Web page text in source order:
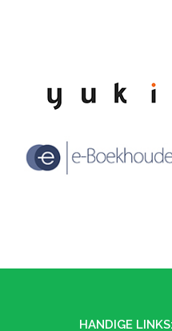
HANDIGE LINKS: